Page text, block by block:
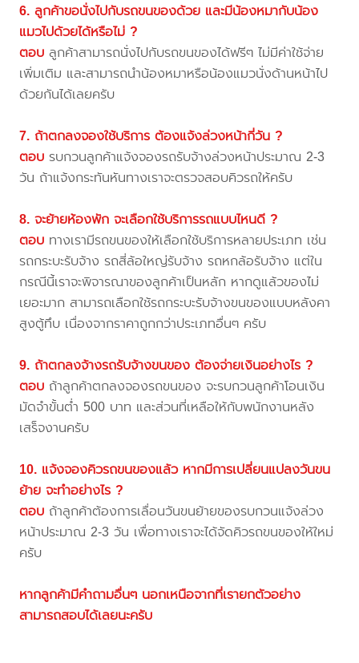
6. ลูกค้าขอนั่งไปกับรถขนของด้วย และมีน้องหมากับน้อง
แมวไปด้วยได้หรือไม่ ?
ตอบ ลูกค้าสามารถนั่งไปกับรถขนของได้ฟรีๆ ไม่มีค่าใช้จ่าย
เพิ่มเติม และสามารถนำน้องหมาหรือน้องแมวนั่งด้านหน้าไป
ด้วยกันได้เลยครับ
7. ถ้าตกลงจองใช้บริการ ต้องแจ้งล่วงหน้ากี่วัน ?
ตอบ รบกวนลูกค้าแจ้งจองรถรับจ้างล่วงหน้าประมาณ 2-3
วัน ถ้าแจ้งกระทันหันทางเราจะตรวจสอบคิวรถให้ครับ
8. จะย้ายห้องพัก จะเลือกใช้บริการรถแบบไหนดี ?
ตอบ ทางเรามีรถขนของให้เลือกใช้บริการหลายประเภท เช่น
รถกระบะรับจ้าง รถสี่ล้อใหญ่รับจ้าง รถหกล้อรับจ้าง แต่ใน
กรณีนี้เราจะพิจารณาของลูกค้าเป็นหลัก หากดูแล้วของไม่
เยอะมาก สามารถเลือกใช้รถกระบะรับจ้างขนของแบบหลังคา
สูงตู้ทึบ เนื่องจากราคาถูกกว่าประเภทอื่นๆ ครับ
9. ถ้าตกลงจ้างรถรับจ้างขนของ ต้องจ่ายเงินอย่างไร ?
ตอบ ถ้าลูกค้าตกลงจองรถขนของ จะรบกวนลูกค้าโอนเงิน
มัดจำขั้นต่ำ 500 บาท และส่วนที่เหลือให้กับพนักงานหลัง
เสร็จงานครับ
10. แจ้งจองคิวรถขนของแล้ว หากมีการเปลี่ยนแปลงวันขน
ย้าย จะทำอย่างไร ?
ตอบ ถ้าลูกค้าต้องการเลื่อนวันขนย้ายของรบกวนแจ้งล่วง
หน้าประมาณ 2-3 วัน เพื่อทางเราจะได้จัดคิวรถขนของให้ใหม่
ครับ
หากลูกค้ามีคำถามอื่นๆ นอกเหนือจากที่เรายกตัวอย่าง
สามารถสอบได้เลยนะครับ